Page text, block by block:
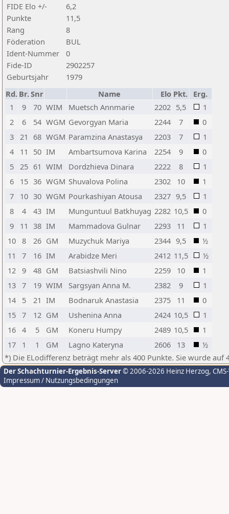
FIDE Elo +/-
6,2
Punkte
11,5
Rang
8
Föderation
BUL
Ident-Nummer
0
Fide-ID
2902257
Geburtsjahr
1979
Rd. Br.Snr Name Elo Pkt. Erg.
1
9 70 WIM Muetsch Annmarie 2202 5,5
1
2
6 54 WGM Gevorgyan Maria 2244 7
0
3
21 68 WGM Paramzina Anastasya 2203 7
1
4
11 50 IM Ambartsumova Karina 2254 9
0
5
25 61 WIM Dordzhieva Dinara 2222 8
1
6
15 36 WGM Shuvalova Polina 2302 10
1
7
10 30 WGM Pourkashiyan Atousa 2327 9,5
1
8
4 43 IM Munguntuul Batkhuyag 2282 10,5
0
9
11 38 IM Mammadova Gulnar 2293 11
1
10
8 26 GM Muzychuk Mariya 2344 9,5
½
11
7 16 IM Arabidze Meri 2412 11,5
½
12
9 48 GM Batsiashvili Nino 2259 10
1
13
7 19 WIM Sargsyan Anna M. 2382 9
1
14
5 21 IM Bodnaruk Anastasia 2375 11
0
15
7 12 GM Ushenina Anna 2424 10,5
1
16
4 5 GM Koneru Humpy 2489 10,5
1
17
1 1 GM Lagno Kateryna 2606 13
½
*) Die ELodifferenz beträgt mehr als 400 Punkte. Sie wurde auf
Der Schachturnier-Ergebnis-Server© 2006-2026 Heinz Herzog,
Impressum / Nutzungsbedingungen